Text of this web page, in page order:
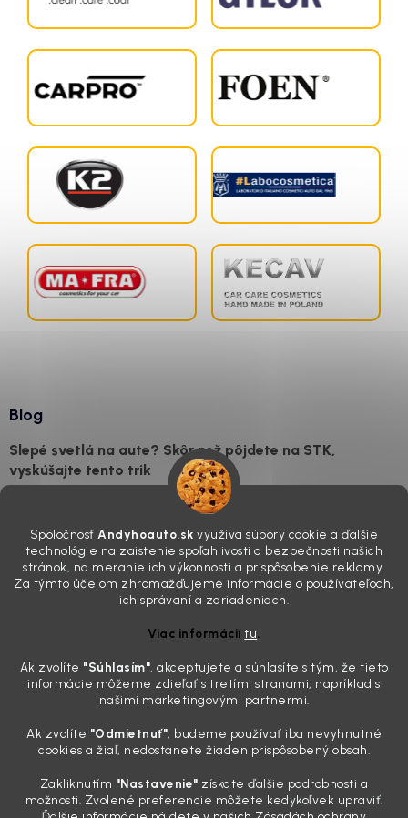
Spoločnosť Andyhoauto.sk využíva súbory cookie a ďalšie
technológie na zaistenie spoľahlivosti a bezpečnosti našich
stránok, na meranie ich výkonnosti a prispôsobenie reklamy.
Za týmto účelom zhromažďujeme informácie o používateľoch,
ich správaní a zariadeniach.
Viac informáciítu.
Ak zvolíte "Súhlasím", akceptujete a súhlasíte s tým, že tieto
informácie môžeme zdieľať s tretími stranami, napríklad s
našimi marketingovými partnermi.
Ak zvolíte "Odmietnuť", budeme používať iba nevyhnutné
cookies a žiaľ, nedostanete žiaden prispôsobený obsah.
Zakliknutím "Nastavenie" získate ďalšie podrobnosti a
možnosti. Zvolené preferencie môžete kedykoľvek upraviť.
Blog
Slepé svetlá na aute? Skôr než pôjdete na STK,
vyskúšajte tento trik
skutočnosti je? Často za to môžu práve „slepé“ svetlomety. Ten
mliečny, drsný povrch nie je len estetická vada. Keď slnko a soľ urobia
svoje, plexisklo začne svetlo rozptyľovať namiesto to...
Zabudnite na handru. Ak chcete mať auto naozaj čisté,
Poznáte ten moment. Vonku svieti slnko, vy sedíte v čerstvo
„upratanom“ aute, no pri pohľade na palubnú dosku vás ide poraziť. V
mriežkach ventilácie, okolo tlačidiel a v švíkoch sedačiek na vás stále
drzo pozerá prach. Handra ani vysávač tam jednodu...
Detailing nemusí stáť výplatu: 5 kúskov autokozmetiky,
31.7.2026